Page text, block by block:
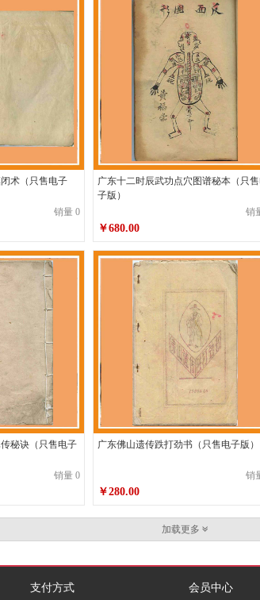
术（只售电子
销量 0
广东十二时辰武功点穴图谱秘本（只
子版）
销
￥680.00
秘诀（只售电子
销量 0
广东佛山遗传跌打劲书（只售电子版）
销
￥280.00
加载更多
支付方式 会员中心